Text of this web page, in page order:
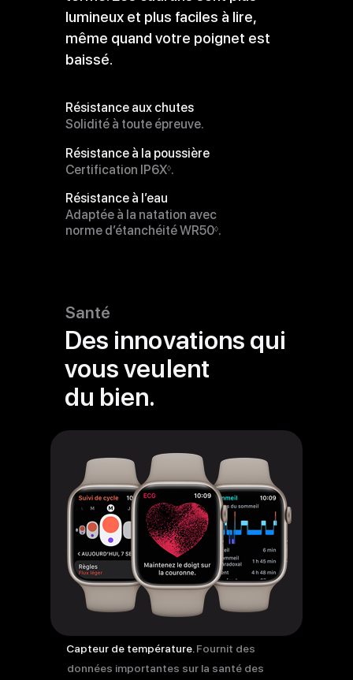
lumineux et plus faciles à lire,
même quand votre poignet est
baissé.
Résistance aux chutes
Solidité à toute épreuve.
Résistance à la poussière
Certification IP6X◊Voir
légales
.
Résistance à l’eau
Adaptée à la natation avec
norme d’étanchéité WR50◊Voir
.
Santé
Des innovations qui
vous veulent
du bien.
Capteur de température. Fournit des
données importantes sur la santé des